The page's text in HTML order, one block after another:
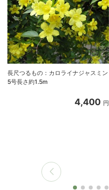
長尺つるもの：カロライナジャスミン
5号長さ約1.5m
4,400 円